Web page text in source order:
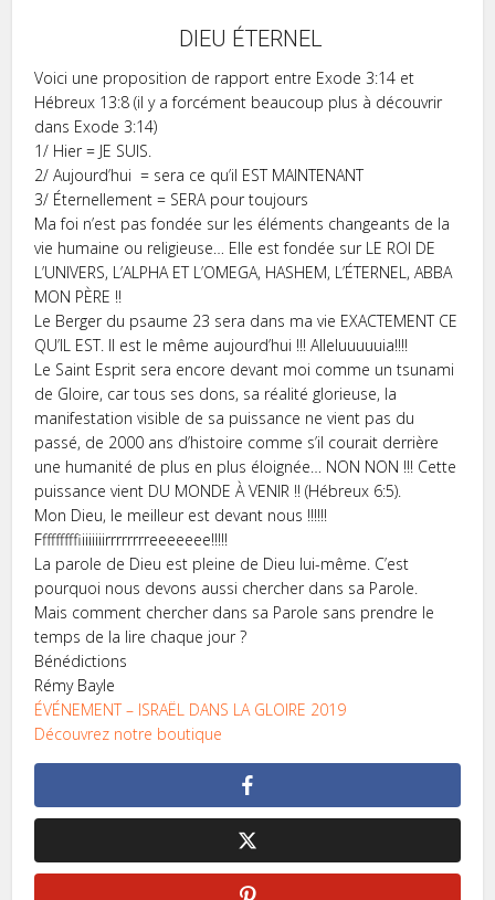
DIEU ÉTERNEL
Voici une proposition de rapport entre Exode 3:14 et
Hébreux 13:8 (il y a forcément beaucoup plus à découvrir
dans Exode 3:14)
1/ Hier = JE SUIS.
2/ Aujourd’hui = sera ce qu’il EST MAINTENANT
3/ Éternellement = SERA pour toujours
Ma foi n’est pas fondée sur les éléments changeants de la
vie humaine ou religieuse… Elle est fondée sur LE ROI DE
L’UNIVERS, L’ALPHA ET L’OMEGA, HASHEM, L’ÉTERNEL, ABBA
MON PÈRE !!
Le Berger du psaume 23 sera dans ma vie EXACTEMENT CE
QU’IL EST. Il est le même aujourd’hui !!! Alleluuuuuia!!!!
Le Saint Esprit sera encore devant moi comme un tsunami
de Gloire, car tous ses dons, sa réalité glorieuse, la
manifestation visible de sa puissance ne vient pas du
passé, de 2000 ans d’histoire comme s’il courait derrière
une humanité de plus en plus éloignée… NON NON !!! Cette
puissance vient DU MONDE À VENIR !! (Hébreux 6:5).
Mon Dieu, le meilleur est devant nous !!!!!!
Fffffffffiiiiiiiirrrrrrrreeeeeee!!!!!
La parole de Dieu est pleine de Dieu lui-même. C’est
pourquoi nous devons aussi chercher dans sa Parole.
Mais comment chercher dans sa Parole sans prendre le
temps de la lire chaque jour ?
Bénédictions
Rémy Bayle
ÉVÉNEMENT – ISRAËL DANS LA GLOIRE 2019
Découvrez notre boutique